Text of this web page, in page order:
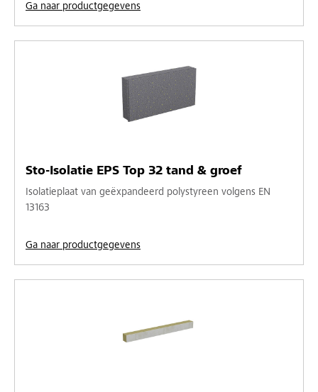
Ga naar productgegevens
Sto-Isolatie EPS Top 32 tand & groef
Isolatieplaat van geëxpandeerd polystyreen volgens EN
13163
Ga naar productgegevens